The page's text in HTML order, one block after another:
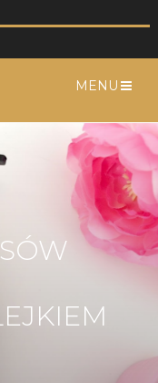
MENU